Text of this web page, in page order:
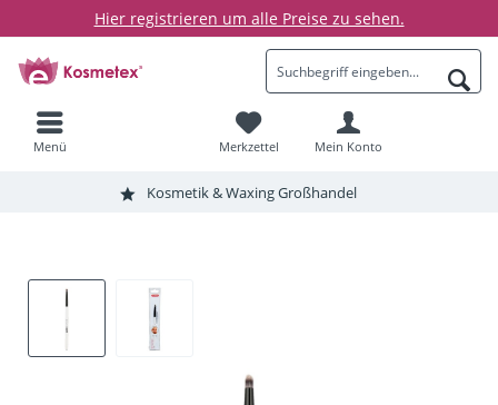
Hier registrieren um alle Preise zu sehen.
Kosmetik & Waxing Großhandel
Menü Merkzettel Mein Konto